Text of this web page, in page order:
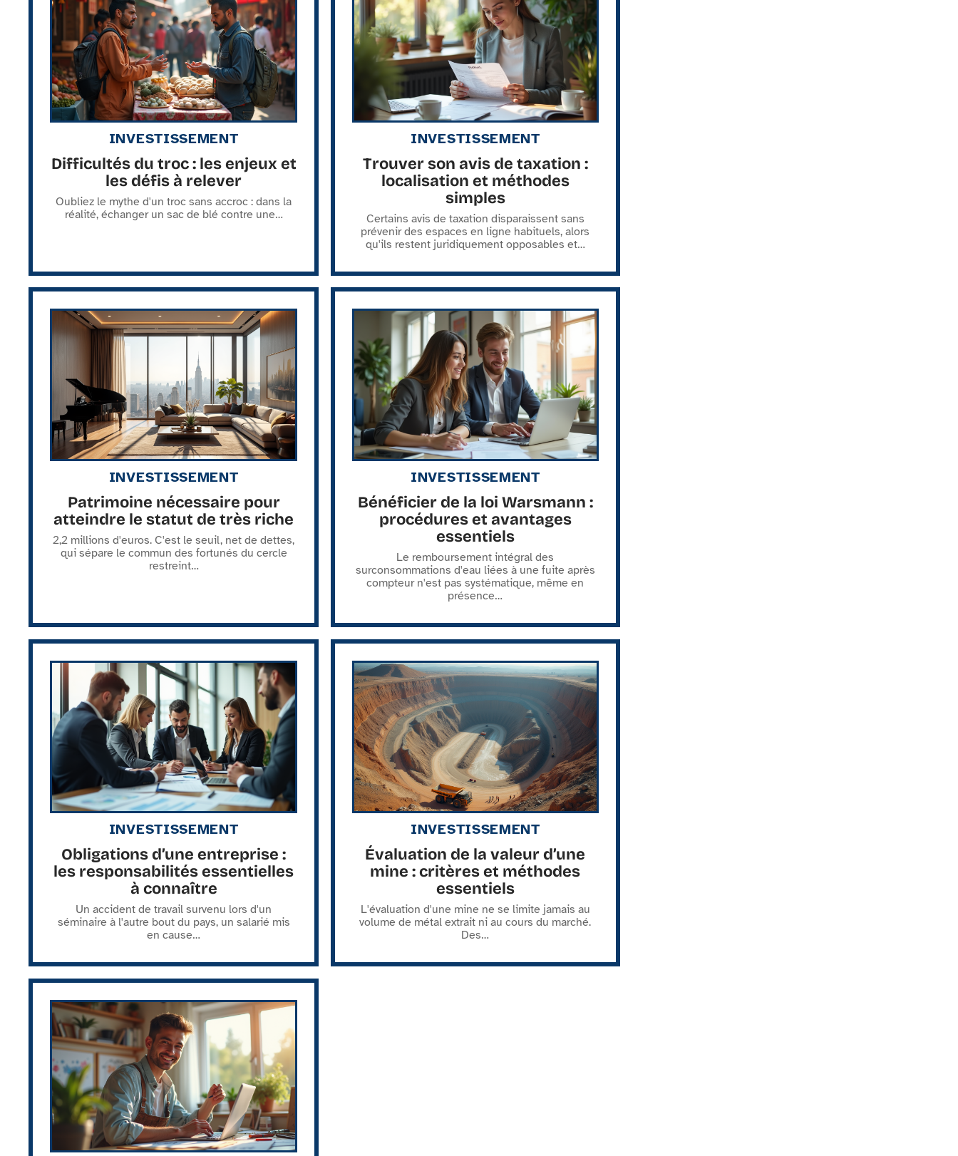
INVESTISSEMENT
Difficultés du troc : les enjeux et
les défis à relever
Oubliez le mythe d'un troc sans accroc : dans la
réalité, échanger un sac de blé contre une…
INVESTISSEMENT
Trouver son avis de taxation :
localisation et méthodes
simples
Certains avis de taxation disparaissent sans
prévenir des espaces en ligne habituels, alors
qu'ils restent juridiquement opposables et…
INVESTISSEMENT
Patrimoine nécessaire pour
atteindre le statut de très riche
2,2 millions d'euros. C'est le seuil, net de dettes,
qui sépare le commun des fortunés du cercle
restreint…
INVESTISSEMENT
Bénéficier de la loi Warsmann :
procédures et avantages
essentiels
Le remboursement intégral des
surconsommations d'eau liées à une fuite après
compteur n'est pas systématique, même en
présence…
INVESTISSEMENT
Obligations d’une entreprise :
les responsabilités essentielles
à connaître
Un accident de travail survenu lors d'un
séminaire à l'autre bout du pays, un salarié mis
en cause…
INVESTISSEMENT
Évaluation de la valeur d’une
mine : critères et méthodes
essentiels
L'évaluation d'une mine ne se limite jamais au
volume de métal extrait ni au cours du marché.
Des…